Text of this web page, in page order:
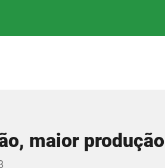
maior produção